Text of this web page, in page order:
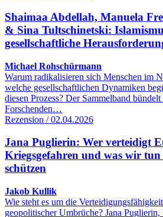
Shaimaa Abdellah, Manuela
& Sina Tultschinetski:
gesellschaftliche
Michael Rohschürmann
Warum radikalisieren sich Menschen im
welche gesellschaftlichen Dynamiken
diesen Prozess? Der Sammelband
Forschenden…
Rezension / 02.04.2026
Jana Puglierin: Wer verteidigt
Kriegsgefahren und was wir tun
schützen
Jakob Kullik
Wie steht es um die
geopolitischer Umbrüche? Jana